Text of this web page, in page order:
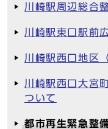
川崎駅周辺総合
川崎駅東口駅前
川崎駅西口地区
川崎駅西口大宮
ついて
都市再生緊急整